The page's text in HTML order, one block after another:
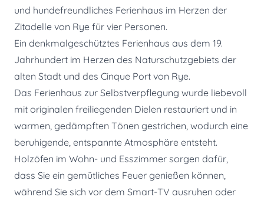
und hundefreundliches Ferienhaus im Herzen der
Zitadelle von Rye für vier Personen.
Ein denkmalgeschütztes Ferienhaus aus dem 19.
Jahrhundert im Herzen des Naturschutzgebiets der
alten Stadt und des Cinque Port von Rye.
Das Ferienhaus zur Selbstverpflegung wurde liebevoll
mit originalen freiliegenden Dielen restauriert und in
warmen, gedämpften Tönen gestrichen, wodurch eine
beruhigende, entspannte Atmosphäre entsteht.
Holzöfen im Wohn- und Esszimmer sorgen dafür,
dass Sie ein gemütliches Feuer genießen können,
während Sie sich vor dem Smart-TV ausruhen oder